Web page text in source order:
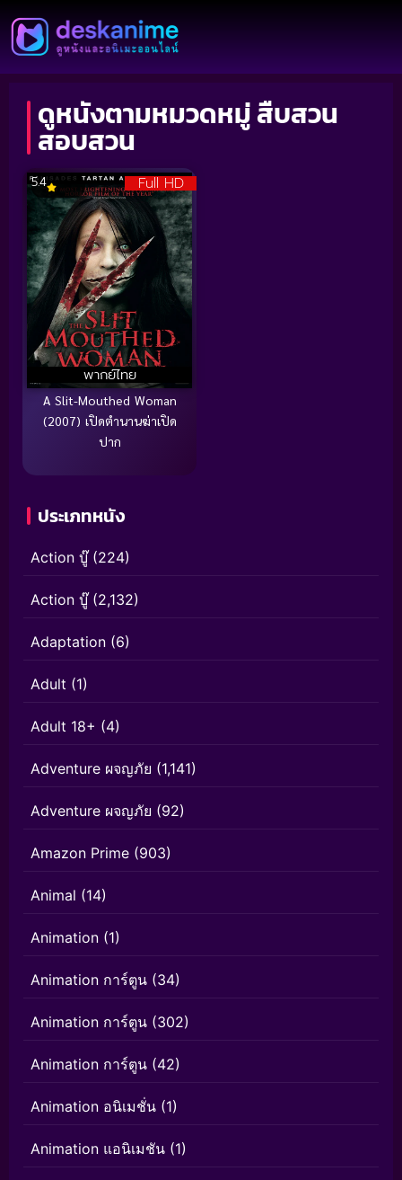
ดูหนังตามหมวดหมู่ สืบสวน
สอบสวน
Full HD
พากย์ไทย
5.4
A Slit-Mouthed Woman
(2007) เปิดตำนานฆ่าเปิด
ปาก
ประเภทหนัง
Action บู๊(224)
Action บู๊(2,132)
Adaptation (6)
Adult (1)
Adult 18+ (4)
Adventure ผจญภัย (1,141)
Adventure ผจญภัย (92)
Amazon Prime (903)
Animal (14)
Animation (1)
Animation การ์ตูน (34)
Animation การ์ตูน (302)
Animation การ์ตูน (42)
Animation อนิเมชั่น (1)
Animation แอนิเมชัน (1)